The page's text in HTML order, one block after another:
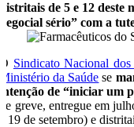
distritais de 5 e 12 deste
negocial sério” com a
O Sindicato Nacional dos
Ministério da Saúde se
intenção de “iniciar um
de greve, entregue em
e 19 de setembro) e